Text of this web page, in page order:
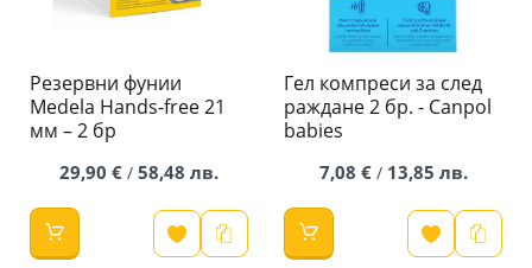
Резервни фунии
Medela Hands-free 21
мм – 2 бр
29,90 € / 58,48 лв.
Гел компреси за след
раждане 2 бр. - Canpol
babies
7,08 €/ 13,85 лв.